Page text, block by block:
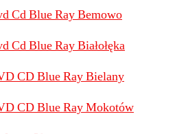
Cd Blue Ray Bemowo
Cd Blue Ray Białołęka
CD Blue Ray Bielany
CD Blue Ray Mokotów